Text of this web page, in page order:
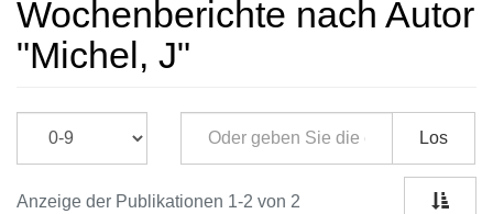
Wochenberichte nach Autor
"Michel, J"
Los
Anzeige der Publikationen 1-2 von 2